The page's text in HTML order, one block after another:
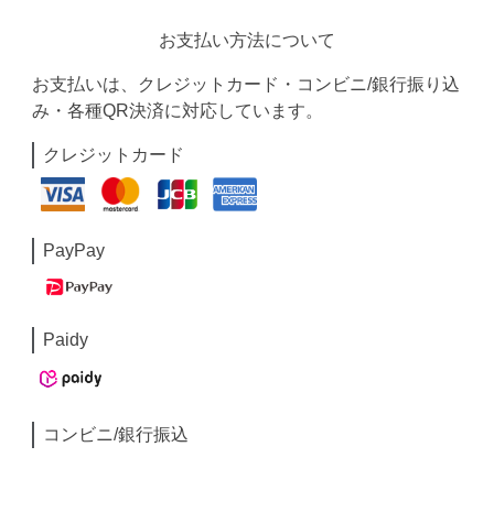
お支払い方法について
お支払いは、クレジットカード・コンビニ/銀行振り込
み・各種QR決済に対応しています。
クレジットカード
PayPay
Paidy
コンビニ/銀行振込